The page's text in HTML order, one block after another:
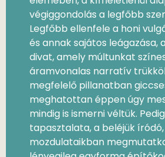
végiggondolás a legfőbb
Legfőbb ellenfele a honi
és annak sajátos leágazása,
divat, amely múltunkat
áramvonalas narratív
megfelelő pillanatban
meghatottan éppen úgy
mindig is ismerni véltük.
tapasztalata, a beléjük íródó,
mozdulataikban